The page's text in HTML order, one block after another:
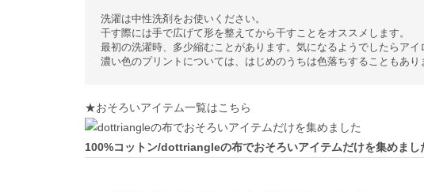
洗濯は中性洗剤をお使いください。
干す際には手で広げて形を整えてから干すことをオススメします。
最初の洗濯時、多少縮むことがあります。気になるようでしたらア
濃い色のプリントについては、はじめのうちは色落ちすることもあ
★おそろいアイテム一覧はこちら
100%コットン/dottriangleの布でおそろいアイテムだけを集めまし